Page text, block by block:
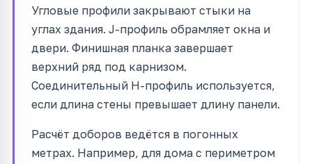
Угловые профили закрывают стыки на
углах здания. J-профиль обрамляет окна и
двери. Финишная планка завершает
верхний ряд под карнизом.
Соединительный H-профиль используется,
если длина стены превышает длину панели.
Расчёт доборов ведётся в погонных
метрах. Например, для дома с периметром